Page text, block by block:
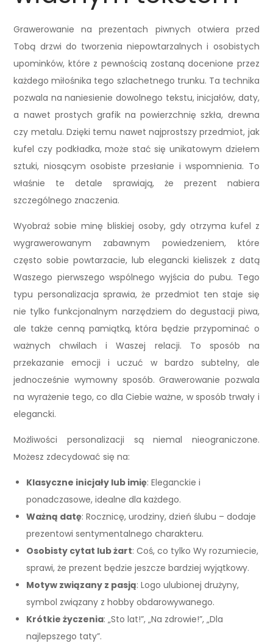
Grawerowanie na prezentach piwnych otwiera przed
Tobą drzwi do tworzenia niepowtarzalnych i osobistych
upominków, które z pewnością zostaną docenione przez
każdego miłośnika tego szlachetnego trunku. Ta technika
pozwala na naniesienie dowolnego tekstu, inicjałów, daty,
a nawet prostych grafik na powierzchnię szkła, drewna
czy metalu. Dzięki temu nawet najprostszy przedmiot, jak
kufel czy podkładka, może stać się unikatowym dziełem
sztuki, niosącym osobiste przesłanie i wspomnienia. To
właśnie te detale sprawiają, że prezent nabiera
szczególnego znaczenia.
Wyobraź sobie minę bliskiej osoby, gdy otrzyma kufel z
wygrawerowanym zabawnym powiedzeniem, które
często sobie powtarzacie, lub elegancki kieliszek z datą
Waszego pierwszego wspólnego wyjścia do pubu. Tego
typu personalizacja sprawia, że przedmiot ten staje się
nie tylko funkcjonalnym narzędziem do degustacji piwa,
ale także cenną pamiątką, która będzie przypominać o
ważnych chwilach i Waszej relacji. To sposób na
przekazanie emocji i uczuć w bardzo subtelny, ale
jednocześnie wymowny sposób. Grawerowanie pozwala
na wyrażenie tego, co dla Ciebie ważne, w sposób trwały i
elegancki.
Możliwości personalizacji są niemal nieograniczone.
Możesz zdecydować się na:
Klasyczne inicjały lub imię: Eleganckie i
ponadczasowe, idealne dla każdego.
Ważną datę: Rocznicę, urodziny, dzień ślubu – dodaje
prezentowi sentymentalnego charakteru.
Osobisty cytat lub żart: Coś, co tylko Wy rozumiecie,
sprawi, że prezent będzie jeszcze bardziej wyjątkowy.
Motyw związany z pasją: Logo ulubionej drużyny,
symbol związany z hobby obdarowywanego.
Krótkie życzenia: „Sto lat!”, „Na zdrowie!”, „Dla
najlepszego taty”.